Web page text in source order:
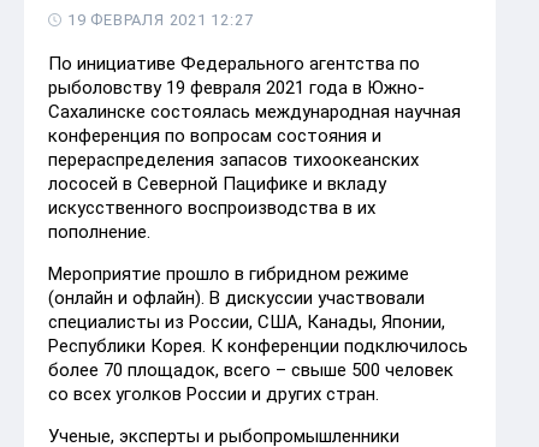
19 ФЕВРАЛЯ 2021 12:27
По инициативе Федерального агентства по
рыболовству 19 февраля 2021 года в Южно-
Сахалинске состоялась международная научная
конференция по вопросам состояния и
перераспределения запасов тихоокеанских
лососей в Северной Пацифике и вкладу
искусственного воспроизводства в их
пополнение.
Мероприятие прошло в гибридном режиме
(онлайн и офлайн). В дискуссии участвовали
специалисты из России, США, Канады, Японии,
Республики Корея. К конференции подключилось
более 70 площадок, всего – свыше 500 человек
со всех уголков России и других стран.
Ученые, эксперты и рыбопромышленники